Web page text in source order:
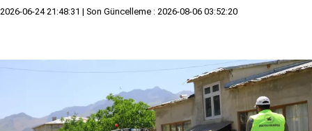
2026-06-24 21:48:31 | Son Güncelleme : 2026-08-06 03:52:20